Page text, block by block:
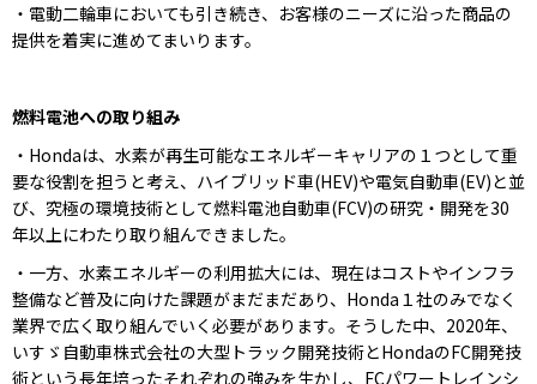
・電動二輪車においても引き続き、お客様のニーズに沿った商品の
提供を着実に進めてまいります。
燃料電池への取り組み
・Hondaは、水素が再生可能なエネルギーキャリアの１つとして重
要な役割を担うと考え、ハイブリッド車(HEV)や電気自動車(EV)と並
び、究極の環境技術として燃料電池自動車(FCV)の研究・開発を30
年以上にわたり取り組んできました。
・一方、水素エネルギーの利用拡大には、現在はコストやインフラ
整備など普及に向けた課題がまだまだあり、Honda１社のみでなく
業界で広く取り組んでいく必要があります。そうした中、2020年、
いすゞ自動車株式会社の大型トラック開発技術とHondaのFC開発技
術という長年培ったそれぞれの強みを生かし、FCパワートレインシ